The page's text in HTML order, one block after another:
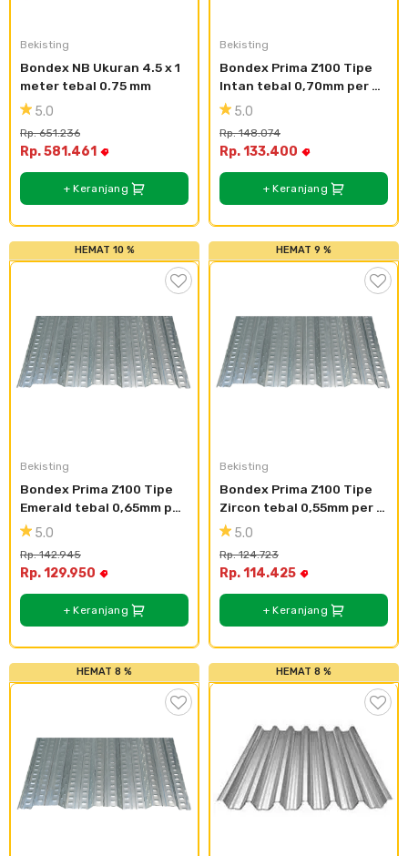
Sanitari & Aksesorisnya
Peralatan & Perkakas
Aksesoris Perabot
Scaffolding
Konstruksi
Atap & Lantai
Besi Profil & Plat
Besi Profil & Baja
Semen & Sejenisnya
Pompa dan Pipa
Bekisting
Bondex NB Ukuran 4.5 x 1
meter tebal 0.75 mm
5.0
Rp. 651.236
Rp. 581.461
+ Keranjang
Bekisting
Bondex Prima Z100 Tipe
Intan tebal 0,70mm per
meter
5.0
Rp. 148.074
Rp. 133.400
+ Keranjang
HEMAT 10 %
Bekisting
Bondex Prima Z100 Tipe
Emerald tebal 0,65mm per
meter
5.0
Rp. 142.945
Rp. 129.950
+ Keranjang
HEMAT 9 %
Bekisting
Bondex Prima Z100 Tipe
Zircon tebal 0,55mm per
meter
5.0
Rp. 124.723
Rp. 114.425
+ Keranjang
HEMAT 8 % HEMAT 8 %